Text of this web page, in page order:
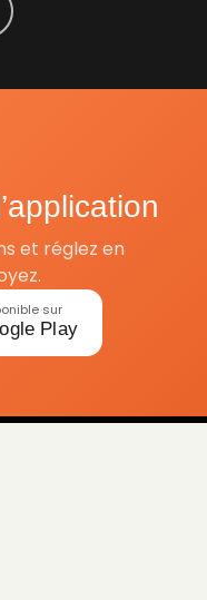
et réglez en
sur
Play